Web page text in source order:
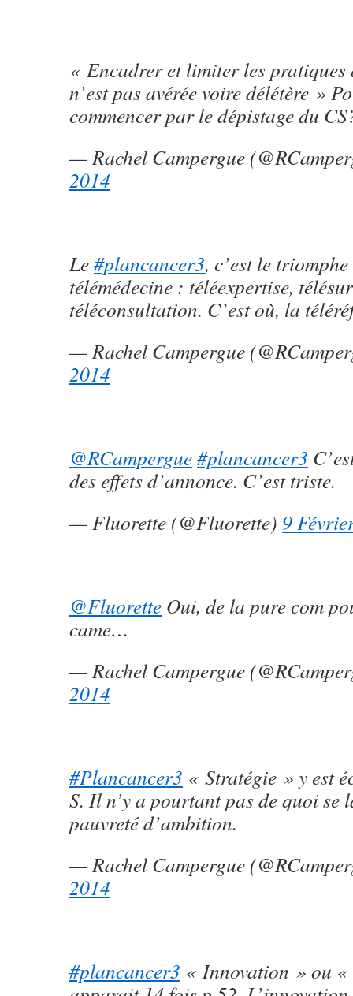
« Encadrer et limiter les pratiques
n’est pas avérée voire délétère »
commencer par le dépistage du
— Rachel Campergue
2014
Le#plancancer3, c’est le
télémédecine : téléexpertise,
téléconsultation. C’est où, la
— Rachel Campergue
2014
@RCampergue#plancancer3
des effets d’annonce. C’est triste.
— Fluorette (@Fluorette) 9
@Fluorette Oui, de la pure com
came…
— Rachel Campergue
2014
#Plancancer3 « Stratégie » y est
S. Il n’y a pourtant pas de quoi se
pauvreté d’ambition.
— Rachel Campergue
2014
#plancancer3 « Innovation » ou